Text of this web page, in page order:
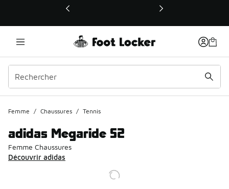
Ce lien ouvrira une nouvelle fenêtre
Femme / Chaussures / Tennis
adidas Megaride S2
Femme Chaussures
Découvrir adidas